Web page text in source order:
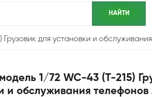
для установки и
1/72 WC-43 (T-215)
и обслуживания телефонов